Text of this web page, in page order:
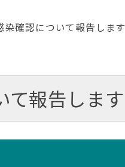
確認について報告します
て報告します